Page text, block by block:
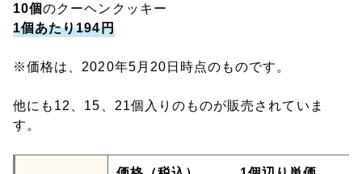
10個のクーヘンクッキー
1個あたり194円
※価格は、2020年5月20日時点のものです。
他にも12、15、21個入りのものが販売されていま
す。